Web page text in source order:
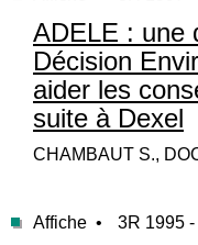
ADELE : une
Décision
aider les
suite à Dexel
CHAMBAUT S.,
Affiche • 3R 1995